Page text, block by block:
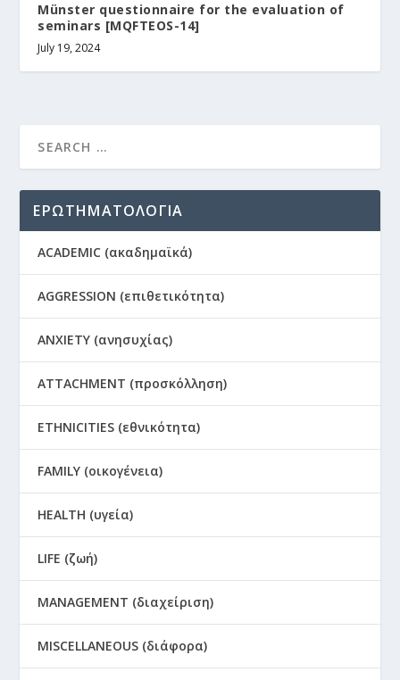
Münster questionnaire for the evaluation of
seminars [MQFTEOS-14]
July 19, 2024
ΕΡΩΤΗΜΑΤΟΛΟΓΙΑ
ACADEMIC (ακαδημαϊκά)
AGGRESSION (επιθετικότητα)
ANXIETY (ανησυχίας)
ATTACHMENT (προσκόλληση)
ETHNICITIES (εθνικότητα)
FAMILY (οικογένεια)
HEALTH (υγεία)
LIFE (ζωή)
MANAGEMENT (διαχείριση)
MISCELLANEOUS (διάφορα)